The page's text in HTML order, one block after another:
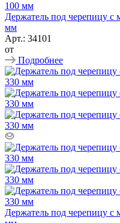
Держатель под черепицу с
мм
Арт.: 34101
от
Подробнее
Держатель под черепицу с